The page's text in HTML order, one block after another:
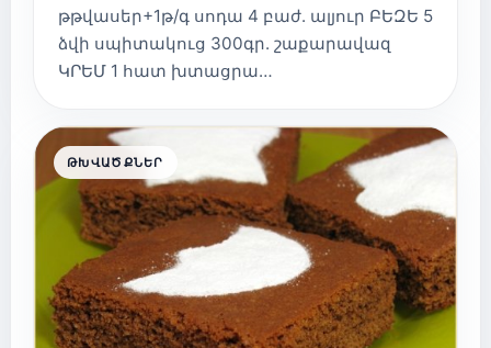
թթվասեր+1թ/գ սոդա 4 բաժ. ալյուր ԲԵԶԵ 5
ձվի սպիտակուց 300գր. շաքարավազ
ԿՐԵՄ 1 հատ խտացրա…
ԹԽՎԱԾՔՆԵՐ